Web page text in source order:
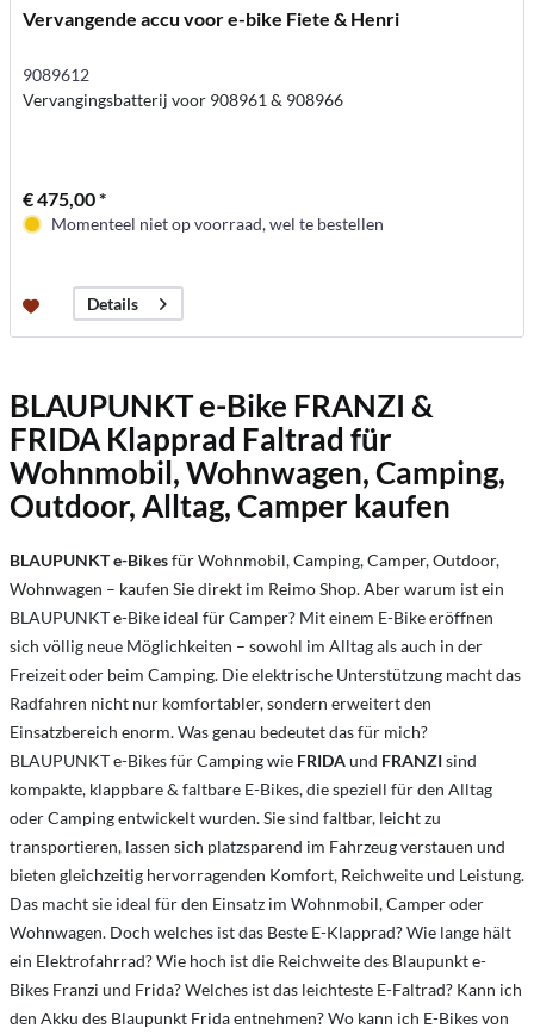
Vervangende accu voor e-bike Fiete & Henri
9089612
Vervangingsbatterij voor 908961 & 908966
€ 475,00 *
Momenteel niet op voorraad, wel te bestellen
Details
BLAUPUNKT e-Bike FRANZI &
FRIDA Klapprad Faltrad für
Wohnmobil, Wohnwagen, Camping,
Outdoor, Alltag,Camperkaufen
BLAUPUNKT e-Bikesfür Wohnmobil, Camping, Camper, Outdoor,
Wohnwagen – kaufen Sie direkt im Reimo Shop. Aber warum ist ein
BLAUPUNKT e-Bike ideal für Camper? Mit einem E-Bike eröffnen
sich völlig neue Möglichkeiten – sowohl im Alltag als auch in der
Freizeit oder beim Camping. Die elektrische Unterstützung macht das
Radfahren nicht nur komfortabler, sondern erweitert den
Einsatzbereich enorm. Was genau bedeutet das für mich?
BLAUPUNKT e-Bikes für Camping wie FRIDAund FRANZIsind
kompakte, klappbare & faltbare E-Bikes, die speziell für den Alltag
oder Camping entwickelt wurden. Sie sind faltbar, leicht zu
transportieren, lassen sich platzsparend im Fahrzeug verstauen und
bieten gleichzeitig hervorragenden Komfort, Reichweite und Leistung.
Das macht sie ideal für den Einsatz im Wohnmobil, Camper oder
Wohnwagen. Doch welches ist das Beste E-Klapprad? Wie lange hält
ein Elektrofahrrad? Wie hoch ist die Reichweite des Blaupunkt e-
Bikes Franzi und Frida? Welches ist das leichteste E-Faltrad? Kann ich
den Akku des Blaupunkt Frida entnehmen? Wo kann ich E-Bikes von